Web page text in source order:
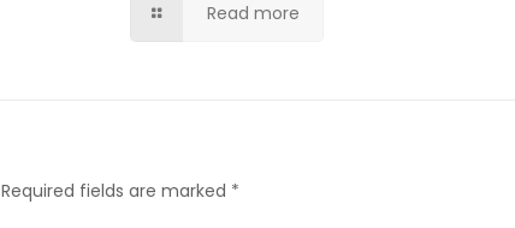
Read more
Required fields are marked *